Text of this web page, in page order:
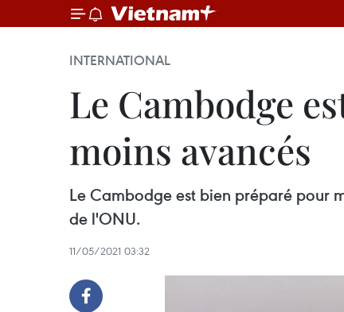
INTERNATIONAL
Le Cambodge
moins avancés
Le Cambodge est bien préparé pour
de l'ONU.
11/05/2021 03:32